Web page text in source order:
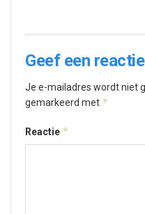
Geef een reactie
Je e-mailadres wordt niet
gemarkeerd met *
Reactie *